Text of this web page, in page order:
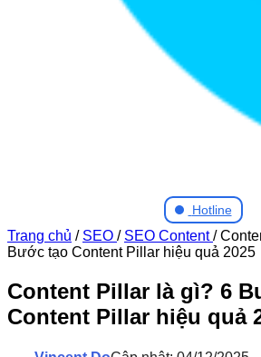
Hotline
Trang chủ / SEO / SEO Content/
Bước tạo Content Pillar hiệu quả 2025
Content Pillar là gì? 6
Content Pillar hiệu quả